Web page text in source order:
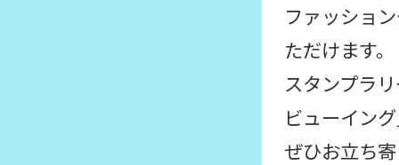
ファッショ
ただけます。
スタンプラ
ビューイン
ぜひお立ち